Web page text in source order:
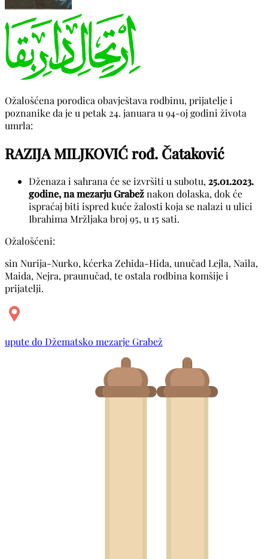
Ožalošćena porodica obavještava rodbinu, prijatelje i
poznanike da je u petak 24. januara u 94-oj godini života
umrla:
RAZIJA MILJKOVIĆ rođ. Čataković
Dženaza i sahrana će se izvršiti u subotu, 25.01.2023.
godine, na mezarju Grabežnakon dolaska, dok će
ispraćaj biti ispred kuće žalosti koja se nalazi u ulici
Ibrahima Mržljaka broj 95, u 15 sati.
Ožalošćeni:
sin Nurija-Nurko, kćerka Zehida-Hida, unučad Lejla, Naila,
Maida, Nejra, praunučad, te ostala rodbina komšije i
prijatelji.
upute do Džematsko mezarje Grabež